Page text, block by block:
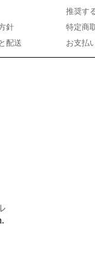
推奨す
針
特定商
配送 お支払